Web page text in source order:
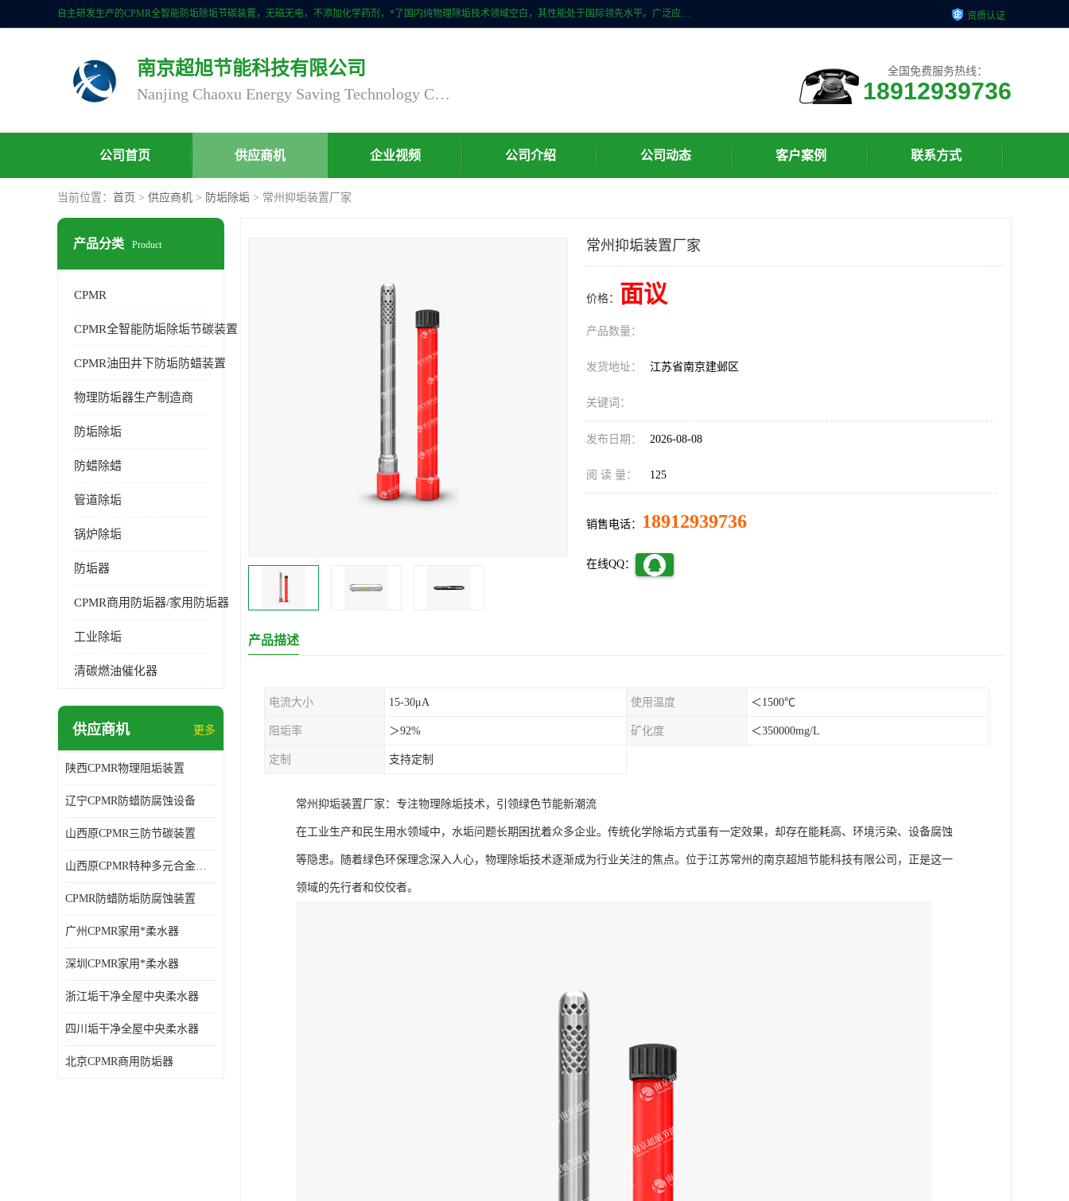
自主研发生产的CPMR全智能防垢除垢节碳装置，无磁无电，不添加化学药剂，*了国内纯物理除垢技术领域空白，其性能处于国际领先水平。广泛应用于石油炼化、钢铁冶炼、电力、煤矿、化工、供暖、压铸、汽车制造、涉水家电等行业。 资质认证
南京超旭节能科技有限公司
Nanjing Chaoxu Energy Saving Technology Co., Ltd
全国免费服务热线：
18912939736
公司首页 供应商机 企业视频 公司介绍 公司动态 客户案例 联系方式
当前位置： 首页 > 供应商机 > 防垢除垢 > 常州抑垢装置厂家
产品分类 Product
CPMR
CPMR全智能防垢除垢节碳装置
CPMR油田井下防垢防蜡装置
物理防垢器生产制造商
防垢除垢
防蜡除蜡
管道除垢
锅炉除垢
防垢器
CPMR商用防垢器/家用防垢器
工业除垢
清碳燃油催化器
供应商机 更多
陕西CPMR物理阻垢装置
辽宁CPMR防蜡防腐蚀设备
山西原CPMR三防节碳装置
山西原CPMR特种多元合金防垢除垢设备
CPMR防蜡防垢防腐蚀装置
广州CPMR家用*柔水器
深圳CPMR家用*柔水器
浙江垢干净全屋中央柔水器
四川垢干净全屋中央柔水器
北京CPMR商用防垢器
常州抑垢装置厂家
价格： 面议
产品数量：
发货地址： 江苏省南京建邺区
关键词：
发布日期： 2026-08-08
阅 读 量： 125
销售电话： 18912939736
在线QQ：
产品描述
电流大小 15-30μA 使用温度 ＜1500℃
阻垢率 ＞92% 矿化度 ＜350000mg/L
定制 支持定制
常州抑垢装置厂家：专注物理除垢技术，引领绿色节能新潮流
在工业生产和民生用水领域中，水垢问题长期困扰着众多企业。传统化学除垢方式虽有一定效果，却存在能耗高、环境污染、设备腐蚀
等隐患。随着绿色环保理念深入人心，物理除垢技术逐渐成为行业关注的焦点。位于江苏常州的南京超旭节能科技有限公司，正是这一
领域的先行者和佼佼者。